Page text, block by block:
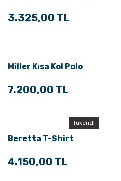
3.325,00 TL
Miller Kısa Kol Polo
7.200,00 TL
Tükendi
Beretta T-Shirt
4.150,00 TL